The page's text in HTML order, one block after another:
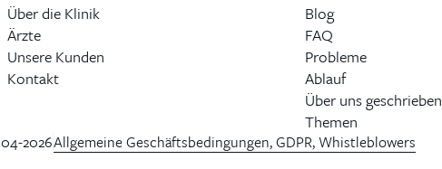
Über die Klinik
Ärzte
Unsere Kunden
Kontakt
Blog
FAQ
Probleme
Ablauf
Über uns geschrieben
Themen
2026Allgemeine Geschäftsbedingungen, GDPR, Whistleblowers